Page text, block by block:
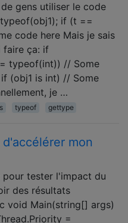
gens utiliser le code
if (t ==
code here Mais je sais
faire ça: if
typeof(int)) // Some
(obj1 is int) // Some
je …
typeof gettype
mon
tester l'impact du
des résultats
void Main(string[] args)
=